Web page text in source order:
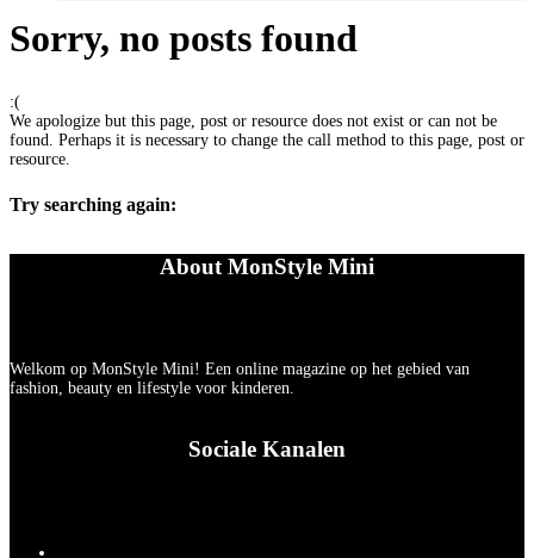
Sorry, no posts found
:(
We apologize but this page, post or resource does not exist or can not be
found. Perhaps it is necessary to change the call method to this page, post or
resource.
Try searching again:
About MonStyle Mini
Welkom op MonStyle Mini! Een online magazine op het gebied van
fashion, beauty en lifestyle voor kinderen.
Sociale Kanalen